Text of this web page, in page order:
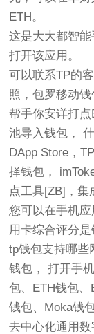
ETH。
这是大大都智
打开该应用。
可以联系TP的
照，包罗移动
帮手你安详打
池导入钱包，
DApp Store，
择钱包，
点工具[ZB]，集
您可以在手机
用卡综合评分是
tp钱包支持哪些
钱包， 打开手
包、ETH钱包
钱包、Moka钱
去中心化通用数